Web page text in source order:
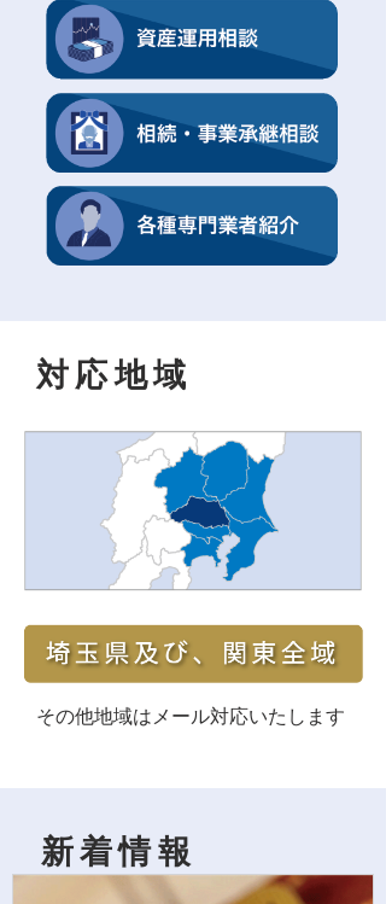
新着情報
​対応地域
​その他地域はメール対応いたします